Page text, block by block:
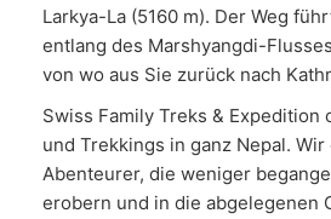
Larkya-La (5160 m). Der Weg
entlang des Marshyangdi-
von wo aus Sie zurück nach
Swiss Family Treks & Expedition
und Trekkings in ganz Nepal.
Abenteurer, die weniger
erobern und in die abgelegenen